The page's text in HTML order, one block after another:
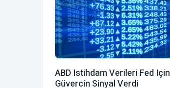
ABD Istihdam Verileri Fed Için
Güvercin Sinyal Verdi